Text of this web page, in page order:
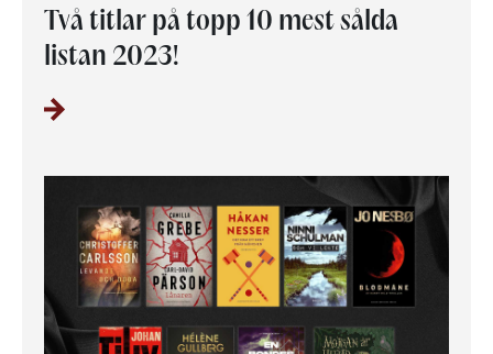
Två titlar på topp 10 mest sålda
listan 2023!